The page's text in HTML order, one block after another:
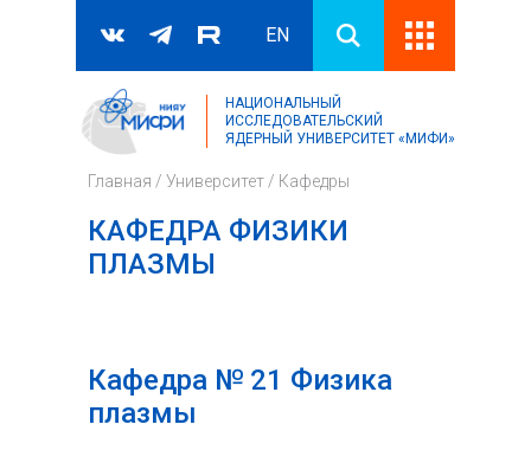
Форма поиска
Поиск
EN
НАЦИОНАЛЬНЫЙ
ИССЛЕДОВАТЕЛЬСКИЙ
ЯДЕРНЫЙ УНИВЕРСИТЕТ «МИФИ»
Главная / Университет / Кафедры
КАФЕДРА ФИЗИКИ
ПЛАЗМЫ
Кафедра № 21 Физика
плазмы